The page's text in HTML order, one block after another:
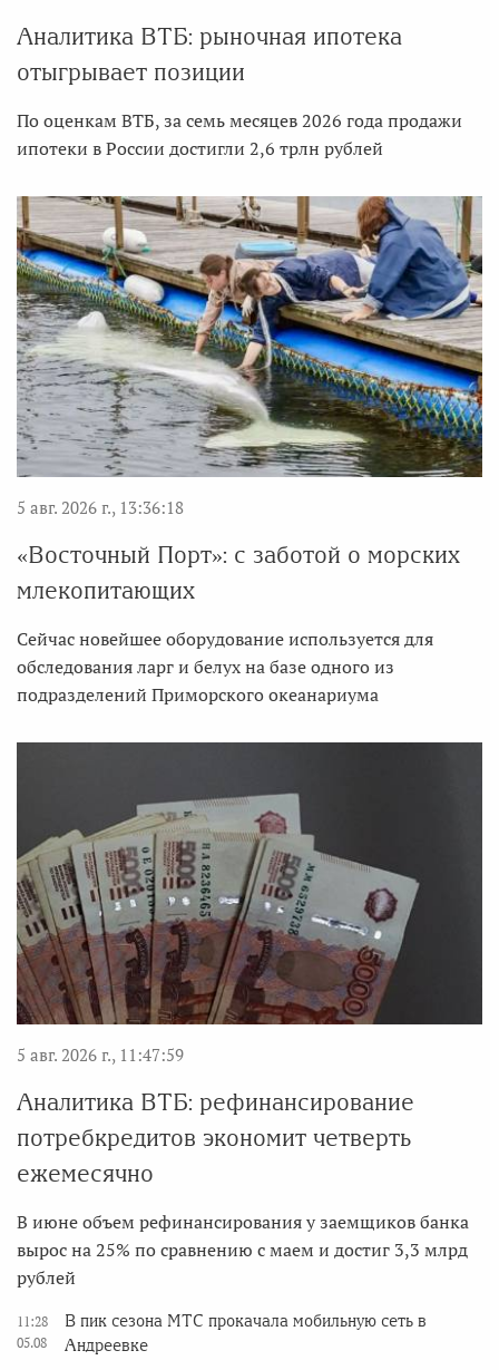
Аналитика ВТБ: рыночная ипотека
отыгрывает позиции
По оценкам ВТБ, за семь месяцев 2026 года продажи
ипотеки в России достигли 2,6 трлн рублей
5 авг. 2026 г., 13:36:18
«Восточный Порт»: с заботой о морских
млекопитающих
Сейчас новейшее оборудование используется для
обследования ларг и белух на базе одного из
подразделений Приморского океанариума
5 авг. 2026 г., 11:47:59
Аналитика ВТБ: рефинансирование
потребкредитов экономит четверть
ежемесячно
В июне объем рефинансирования у заемщиков банка
вырос на 25% по сравнению с маем и достиг 3,3 млрд
рублей
11:28
05.08
В пик сезона МТС прокачала мобильную сеть в
Андреевке